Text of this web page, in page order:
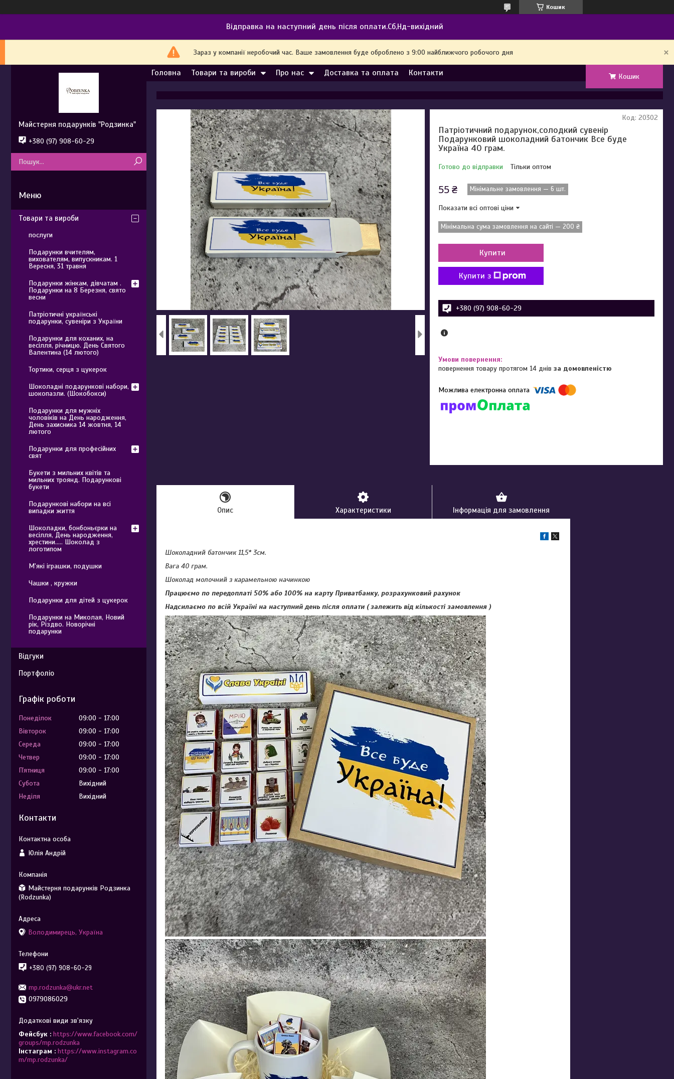
Кошик
Відправка на наступний день після оплати.Сб,Нд-вихідний
Зараз у компанії неробочий час. Ваше замовлення буде оброблено з 9:00 найближчого робочого дня
Головна Товари та вироби Про нас Доставка та оплата Контакти Кошик
Патріотичний подарунок,солодкий сувенір
Подарунковий шоколадний батончик Все буде
Україна 40 грам.
Готово до відправки Тільки оптом
Код: 20302
55 ₴ Мінімальне замовлення — 6 шт.
Показати всі оптові ціни
Мінімальна сума замовлення на сайті — 200 ₴
Купити
Купити з
+380 (97) 908-60-29
повернення товару протягом 14 днівза домовленістю
Опис Характеристики Інформація для замовлення
Шоколадний батончик 11,5* 3см.
Вага 40 грам.
Шоколад молочний з карамельною начинкою
Працюємо по передоплаті 50% або 100% на карту Приватбанку, розрахунковий рахунок
Надсилаємо по всій Україні на наступний день після оплати ( залежить від кількості замовлення )
Майстерня подарунків "Родзинка"
+380 (97) 908-60-29
Товари та вироби
послуги
Подарунки вчителям,
вихователям, випускникам. 1
Вересня, 31 травня
Подарунки жінкам, дівчатам .
Подарунки на 8 Березня, свято
весни
Патріотичні українські
подарунки, сувеніри з України
Подарунки для коханих, на
весілля, річницю. День Святого
Валентина (14 лютого)
Тортики, серця з цукерок
Шоколадні подарункові набори,
шокопазли. (Шокобокси)
Подарунки для мужніх
чоловіків на День народження,
День захисника 14 жовтня, 14
лютого
Подарунки для професійних
свят
Букети з мильних квітів та
мильних троянд. Подарункові
букети
Подарункові набори на всі
випадки життя
Шоколадки, бонбоньєрки на
весілля, День народження,
хрестини..... Шоколад з
логотипом
М'які іграшки, подушки
Чашки , кружки
Подарунки для дітей з цукерок
Подарунки на Миколая, Новий
рік, Різдво. Новорічні
подарунки
Відгуки
Портфоліо
Графік роботи
Понеділок 09:00
17:00
Вівторок
09:00
17:00
Середа
09:00
17:00
Четвер
09:00
17:00
Пʼятниця
09:00
17:00
Субота
Вихідний
Неділя
Вихідний
Контакти
Юлія Андрій
Майстерня подарунків Родзинка
(Rodzunka)
Володимирець, Україна
+380 (97) 908-60-29
mp.rodzunka@ukr.net
0979086029
Фейсбук
https://www.facebook.com/
groups/mp.rodzunka
Інстаграм
https://www.instagram.co
m/mp.rodzunka/